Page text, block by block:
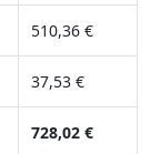
510,36 €
37,53 €
728,02 €